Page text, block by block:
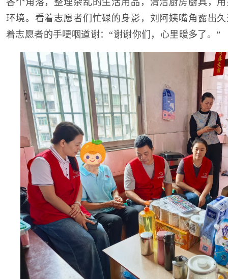
环境。看着志愿者们忙碌的身影，刘阿姨嘴角露出
着志愿者的手哽咽道谢：“谢谢你们，心里暖多了。”